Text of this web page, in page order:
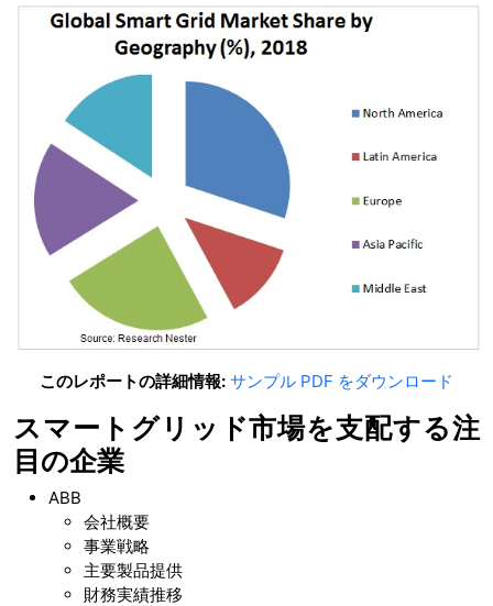
このレポートの詳細情報: サンプル PDF をダウンロード
スマートグリッド市場を支配する注
目の企業
ABB
会社概要
事業戦略
主要製品提供
財務実績推移